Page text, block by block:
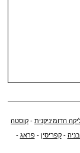
הדומיניקנית - קוסטה
-קפריסין -פראג -